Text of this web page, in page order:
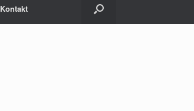
Kontakt